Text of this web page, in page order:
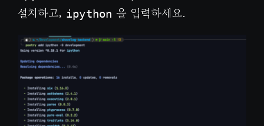
설치하고, ipython 을 입력하세요.